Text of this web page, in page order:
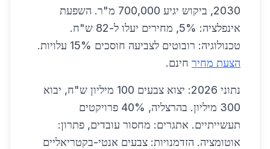
2030, ביקוש יגיע 700,000 מ"ר. השפעת
אינפלציה: 5%, מחירים יעלו ל-82 ש"ח.
טכנולוגיה: רובוטים לצביעה חוסכים 15% עלויות.
הצעת מחיר חינם.
נתוני 2026: יצוא צבעים 100 מיליון ש"ח, יבוא
300 מיליון. בהרצליה, 40% פרויקטים
תעשייתיים. אתגרים: מחסור עובדים, פתרון:
אוטומציה. הזדמנויות: צבעים אנטי-בקטריאליים